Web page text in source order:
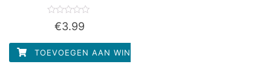
Waardering
5
€3.99
TOEVOEGEN AAN WINKELWAGEN